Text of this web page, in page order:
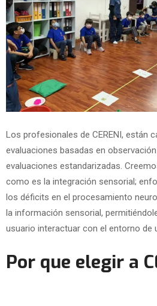
Los profesionales de CERENI, están
evaluaciones basadas en
evaluaciones estandarizadas.
como es la integración sensorial;
los déficits en el procesamiento
la información sensorial,
usuario interactuar con el entorno de
Por que elegir a